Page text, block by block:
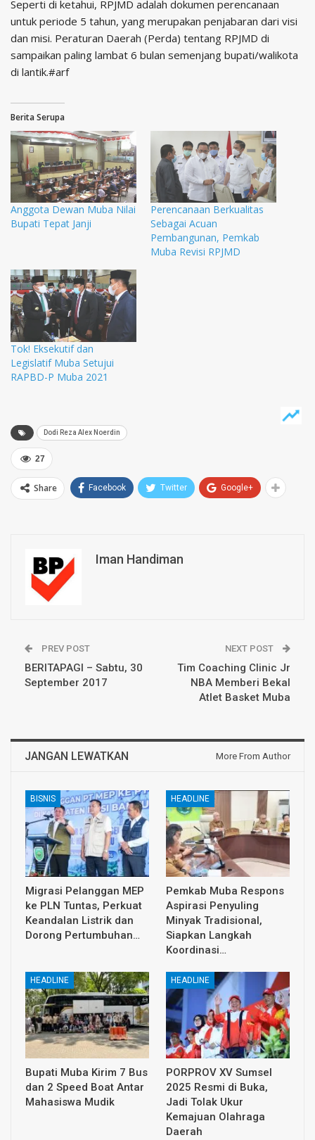
Seperti di ketahui, RPJMD adalah dokumen perencanaan
untuk periode 5 tahun, yang merupakan penjabaran dari visi
dan misi. Peraturan Daerah (Perda) tentang RPJMD di
sampaikan paling lambat 6 bulan semenjang bupati/walikota
di lantik.#arf
Berita Serupa
Anggota Dewan Muba Nilai
Bupati Tepat Janji
Perencanaan Berkualitas
Sebagai Acuan
Pembangunan, Pemkab
Muba Revisi RPJMD
Tok! Eksekutif dan
Legislatif Muba Setujui
RAPBD-P Muba 2021
Dodi Reza Alex Noerdin
27
Share Facebook Twitter Google+
Iman Handiman
PREV POST
BERITAPAGI – Sabtu, 30
September 2017
NEXT POST
Tim Coaching Clinic Jr
NBA Memberi Bekal
Atlet Basket Muba
JANGAN LEWATKAN More From Author
BISNIS
Migrasi Pelanggan MEP
ke PLN Tuntas, Perkuat
Keandalan Listrik dan
Dorong Pertumbuhan…
HEADLINE
Pemkab Muba Respons
Aspirasi Penyuling
Minyak Tradisional,
Siapkan Langkah
Koordinasi…
HEADLINE
Bupati Muba Kirim 7 Bus
dan 2 Speed Boat Antar
Mahasiswa Mudik
HEADLINE
PORPROV XV Sumsel
2025 Resmi di Buka,
Jadi Tolak Ukur
Kemajuan Olahraga
Daerah